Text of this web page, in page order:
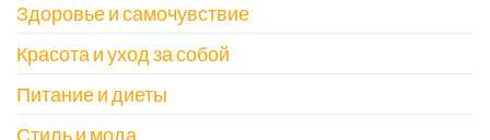
Здоровье и самочувствие
Красота и уход за собой
Питание и диеты
Стиль и мода